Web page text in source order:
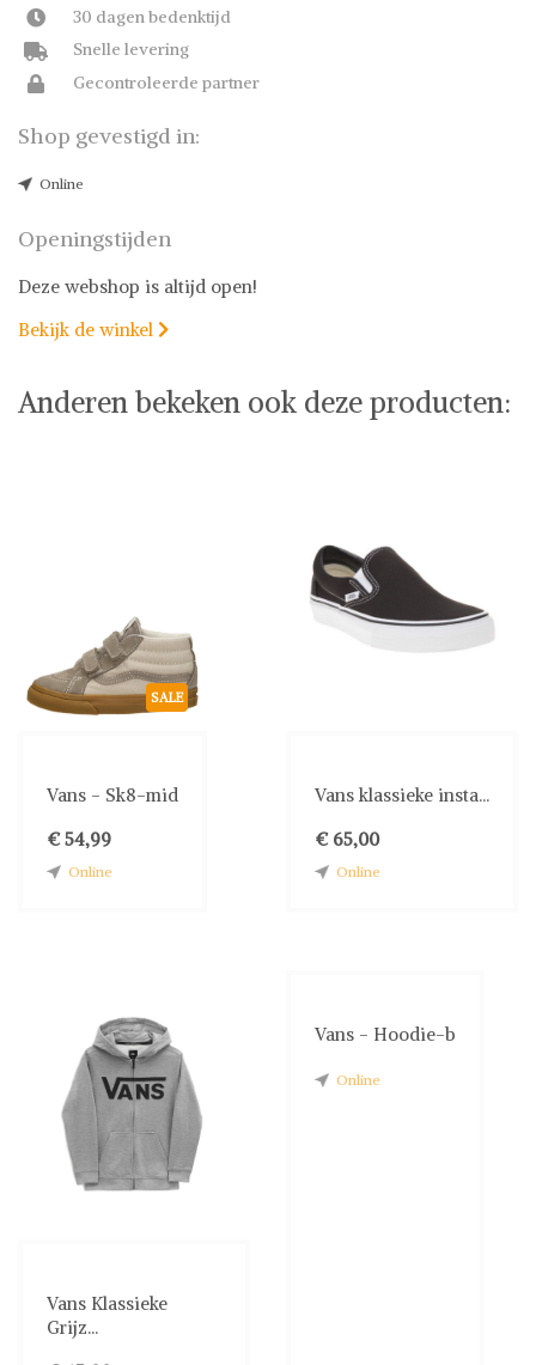
30 dagen bedenktijd
Snelle levering
Gecontroleerde partner
Shop gevestigd in:
Online
Openingstijden
Deze webshop is altijd open!
Bekijk de winkel 
Anderen bekeken ook deze producten:
SALE
Vans - Sk8-mid
€ 54,99
Online
Vans klassieke insta...
€ 65,00
Online
Vans Klassieke
Grijz...
Vans - Hoodie-b
Online